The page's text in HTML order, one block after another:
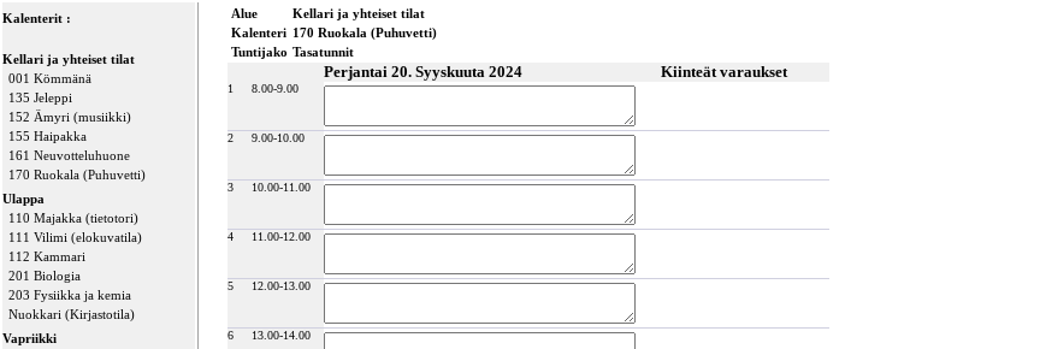
Kalenterit :
Kellari ja yhteiset tilat
001 Kömmänä
135 Jeleppi
152 Ämyri (musiikki)
155 Haipakka
161 Neuvotteluhuone
170 Ruokala (Puhuvetti)
Ulappa
110 Majakka (tietotori)
111 Vilimi (elokuvatila)
112 Kammari
201 Biologia
203 Fysiikka ja kemia
Nuokkari (Kirjastotila)
Vapriikki
Alue
Kellari ja yhteiset tilat
Kalenteri 170 Ruokala (Puhuvetti)
Tuntijako Tasatunnit
Perjantai 20. Syyskuuta 2024 Kiinteät varaukset
1 8.00-9.00
2 9.00-10.00
3 10.00-11.00
4 11.00-12.00
5 12.00-13.00
6 13.00-14.00